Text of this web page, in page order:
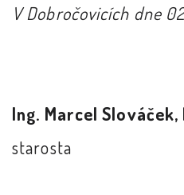
V Dobročovicích dne
Ing. Marcel Slováček,